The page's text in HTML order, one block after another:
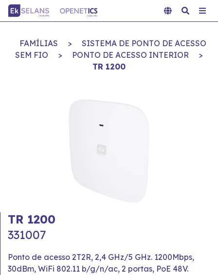
FAMÍLIAS >
SISTEMA DE PONTO DE ACESSO
SEM FIO
> PONTO DE ACESSO INTERIOR
>
TR 1200
TR 1200
331007
Ponto de acesso 2T2R, 2,4 GHz/5 GHz. 1200Mbps,
30dBm, WiFi 802.11 b/g/n/ac, 2 portas, PoE 48V.